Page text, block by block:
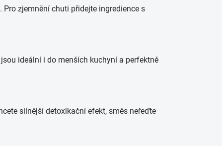
zjemnění chuti přidejte ingredience s
ideální i do menších kuchyní a perfektně
silnější detoxikační efekt, směs neřeďte